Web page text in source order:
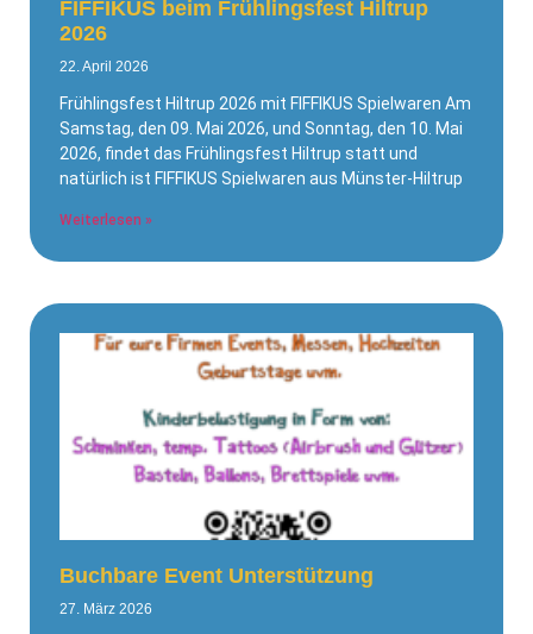
FIFFIKUS beim Frühlingsfest Hiltrup
2026
22. April 2026
Frühlingsfest Hiltrup 2026 mit FIFFIKUS Spielwaren Am
Samstag, den 09. Mai 2026, und Sonntag, den 10. Mai
2026, findet das Frühlingsfest Hiltrup statt und
natürlich ist FIFFIKUS Spielwaren aus Münster-Hiltrup
Weiterlesen »
Buchbare Event Unterstützung
27. März 2026